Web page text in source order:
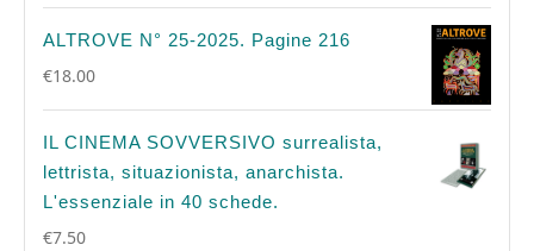
ALTROVE N° 25-2025. Pagine 216
€18.00
IL CINEMA SOVVERSIVO surrealista,
lettrista, situazionista, anarchista.
L'essenziale in 40 schede.
€7.50